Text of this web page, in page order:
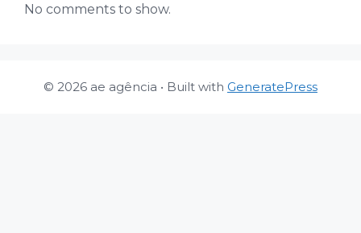
No comments to show.
© 2026 ae agência • Built with GeneratePress